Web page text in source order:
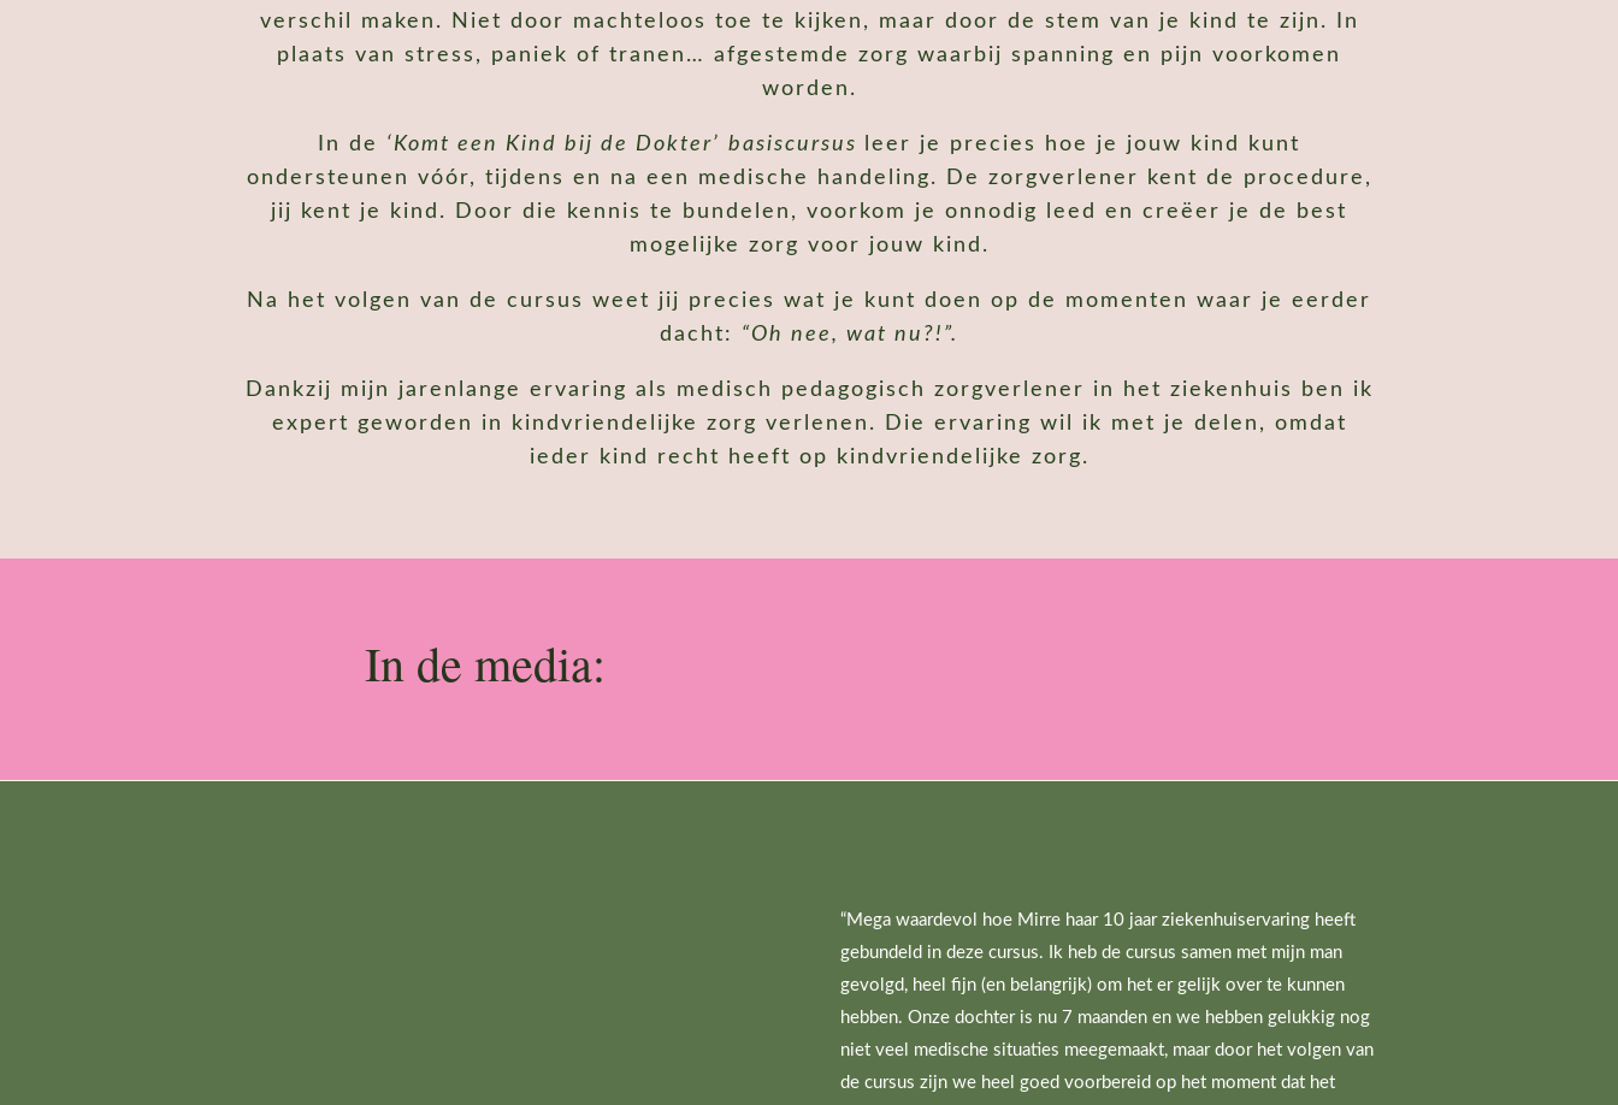
verschil maken. Niet door machteloos toe te kijken, maar door de stem van je kind te zijn. In
plaats van stress, paniek of tranen… afgestemde zorg waarbij spanning en pijn voorkomen
worden.
In de ‘Komt een Kind bij de Dokter’ basiscursus
leer je precies hoe je jouw kind kunt
ondersteunen vóór, tijdens en na een medische handeling. De zorgverlener kent de procedure,
jij kent je kind. Door die kennis te bundelen, voorkom je onnodig leed en creëer je de best
mogelijke zorg voor jouw kind.
Na het volgen van de cursus weet jij precies wat je kunt doen op de momenten waar je eerder
dacht: “Oh nee, wat nu?!”.
Dankzij mijn jarenlange ervaring als medisch pedagogisch zorgverlener in het ziekenhuis ben ik
expert geworden in kindvriendelijke zorg verlenen. Die ervaring wil ik met je delen, omdat
ieder kind recht heeft op kindvriendelijke zorg.
In de media:
“Mega waardevol hoe Mirre haar 10 jaar ziekenhuiservaring heeft
gebundeld in deze cursus. Ik heb de cursus samen met mijn man
gevolgd, heel fijn (en belangrijk) om het er gelijk over te kunnen
hebben. Onze dochter is nu 7 maanden en we hebben gelukkig nog
niet veel medische situaties meegemaakt, maar door het volgen van
de cursus zijn we heel goed voorbereid op het moment dat het